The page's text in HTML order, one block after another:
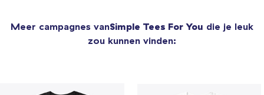
Meer campagnes vanSimple Tees For You die je leuk
zou kunnen vinden: